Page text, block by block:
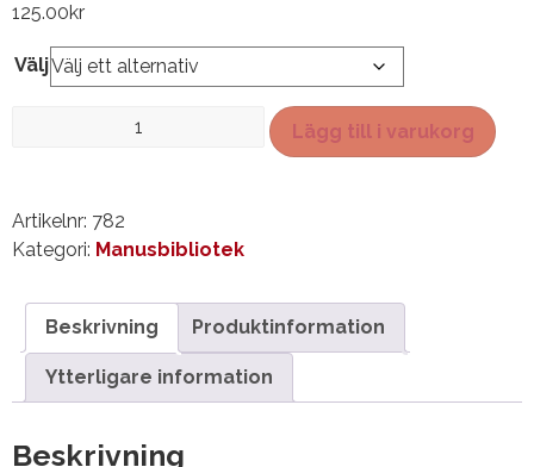
125.00kr
Välj
Lägg till i varukorg
Artikelnr: 782
Kategori: Manusbibliotek
Beskrivning Produktinformation
Ytterligare information
Beskrivning